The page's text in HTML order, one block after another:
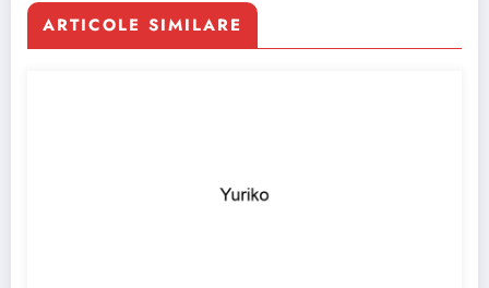
ARTICOLE SIMILARE